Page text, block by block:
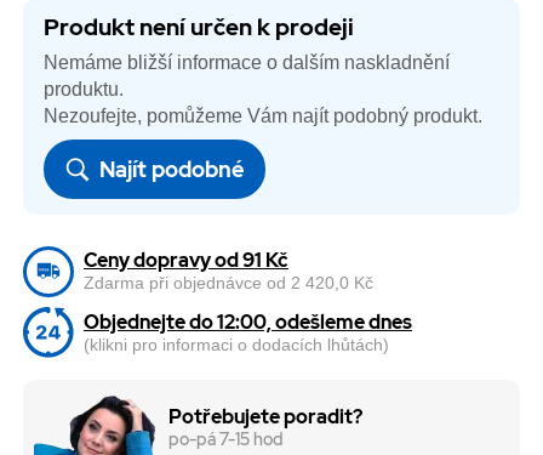
Produkt není určen k prodeji
Nemáme bližší informace o dalším naskladnění
produktu.
Nezoufejte, pomůžeme Vám najít podobný produkt.
Najít podobné
Ceny dopravy od 91 Kč
Zdarma při objednávce od 2 420,0 Kč
Objednejte do 12:00, odešleme dnes
(klikni pro informaci o dodacích lhůtách)
Potřebujete poradit?
po-pá 7-15 hod